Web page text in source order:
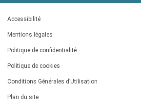
Accessibilité
Mentions légales
Politique de confidentialité
Politique de cookies
Conditions Générales d’Utilisation
Plan du site